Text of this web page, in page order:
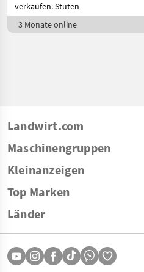
verkaufen. Stuten
3 Monate online
Landwirt.com
Maschinengruppen
Kleinanzeigen
Top Marken
Länder